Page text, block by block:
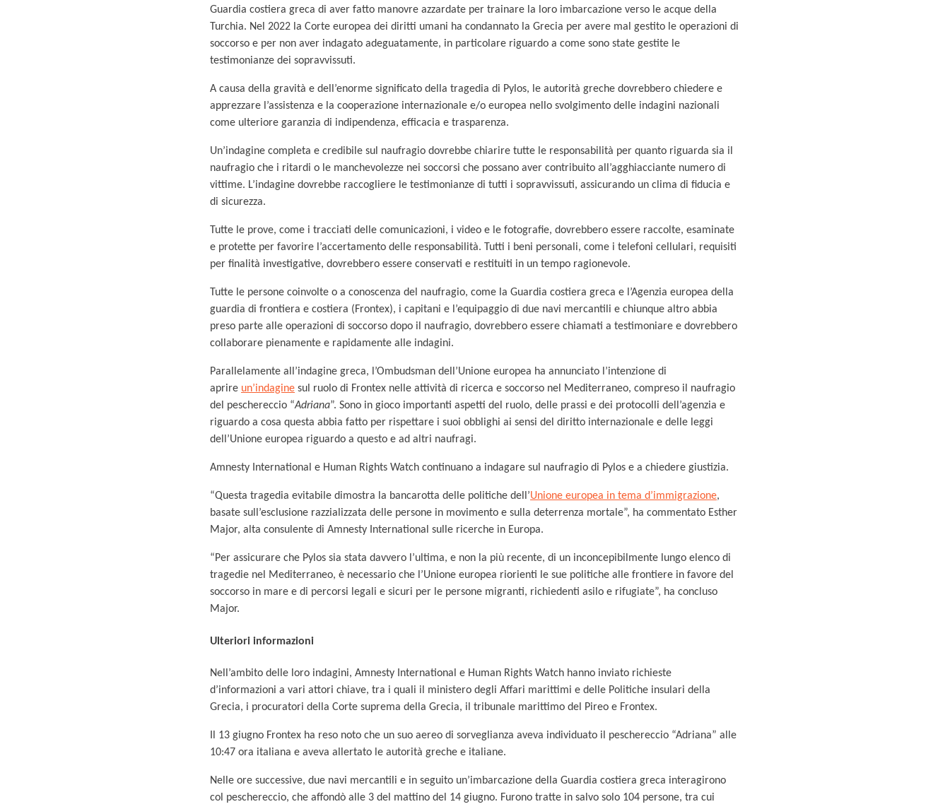
Guardia costiera greca di aver fatto manovre azzardate per trainare la loro imbarcazione verso le acque della
Turchia. Nel 2022 la Corte europea dei diritti umani ha condannato la Grecia per avere mal gestito le operazioni di
soccorso e per non aver indagato adeguatamente, in particolare riguardo a come sono state gestite le
testimonianze dei sopravvissuti.
A causa della gravità e dell’enorme significato della tragedia di Pylos, le autorità greche dovrebbero chiedere e
apprezzare l’assistenza e la cooperazione internazionale e/o europea nello svolgimento delle indagini nazionali
come ulteriore garanzia di indipendenza, efficacia e trasparenza.
Un’indagine completa e credibile sul naufragio dovrebbe chiarire tutte le responsabilità per quanto riguarda sia il
naufragio che i ritardi o le manchevolezze nei soccorsi che possano aver contribuito all’agghiacciante numero di
vittime. L’indagine dovrebbe raccogliere le testimonianze di tutti i sopravvissuti, assicurando un clima di fiducia e
di sicurezza.
Tutte le prove, come i tracciati delle comunicazioni, i video e le fotografie, dovrebbero essere raccolte, esaminate
e protette per favorire l’accertamento delle responsabilità. Tutti i beni personali, come i telefoni cellulari, requisiti
per finalità investigative, dovrebbero essere conservati e restituiti in un tempo ragionevole.
Tutte le persone coinvolte o a conoscenza del naufragio, come la Guardia costiera greca e l’Agenzia europea della
guardia di frontiera e costiera (Frontex), i capitani e l’equipaggio di due navi mercantili e chiunque altro abbia
preso parte alle operazioni di soccorso dopo il naufragio, dovrebbero essere chiamati a testimoniare e dovrebbero
collaborare pienamente e rapidamente alle indagini.
Parallelamente all’indagine greca, l’Ombudsman dell’Unione europea ha annunciato l’intenzione di
aprire un’indagine sul ruolo di Frontex nelle attività di ricerca e soccorso nel Mediterraneo, compreso il naufragio
del peschereccio “Adriana”. Sono in gioco importanti aspetti del ruolo, delle prassi e dei protocolli dell’agenzia e
riguardo a cosa questa abbia fatto per rispettare i suoi obblighi ai sensi del diritto internazionale e delle leggi
dell’Unione europea riguardo a questo e ad altri naufragi.
Amnesty International e Human Rights Watch continuano a indagare sul naufragio di Pylos e a chiedere giustizia.
“Questa tragedia evitabile dimostra la bancarotta delle politiche dell’Unione europea in tema d’immigrazione,
basate sull’esclusione razzializzata delle persone in movimento e sulla deterrenza mortale”, ha commentato Esther
Major, alta consulente di Amnesty International sulle ricerche in Europa.
“Per assicurare che Pylos sia stata davvero l’ultima, e non la più recente, di un inconcepibilmente lungo elenco di
tragedie nel Mediterraneo, è necessario che l’Unione europea riorienti le sue politiche alle frontiere in favore del
soccorso in mare e di percorsi legali e sicuri per le persone migranti, richiedenti asilo e rifugiate”, ha concluso
Major.
Ulteriori informazioni
Nell’ambito delle loro indagini, Amnesty International e Human Rights Watch hanno inviato richieste
d’informazioni a vari attori chiave, tra i quali il ministero degli Affari marittimi e delle Politiche insulari della
Grecia, i procuratori della Corte suprema della Grecia, il tribunale marittimo del Pireo e Frontex.
Il 13 giugno Frontex ha reso noto che un suo aereo di sorveglianza aveva individuato il peschereccio “Adriana” alle
10:47 ora italiana e aveva allertato le autorità greche e italiane.
Nelle ore successive, due navi mercantili e in seguito un’imbarcazione della Guardia costiera greca interagirono
col peschereccio, che affondò alle 3 del mattino del 14 giugno. Furono tratte in salvo solo 104 persone, tra cui